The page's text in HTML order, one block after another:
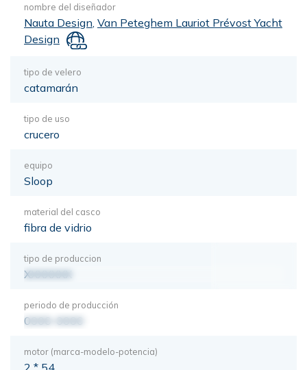
nombre del diseñador
Nauta Design Van Peteghem Lauriot Prévost Yacht
Design
tipo de velero
catamarán
tipo de uso
crucero
equipo
Sloop
material del casco
fibra de vidrio
tipo de produccion
XXXXXXX
periodo de producción
0000-0000
motor (marca-modelo-potencia)
2 * 54